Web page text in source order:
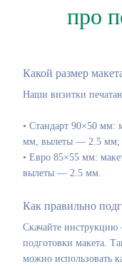
про
Какой размер
Наши визитки
• Стандарт 90×50
мм, вылеты — 2.5 мм;
• Евро 85×55 мм:
вылеты — 2.5 мм.
Как правильно
Скачайте инструкцию
подготовки макета.
можно использовать